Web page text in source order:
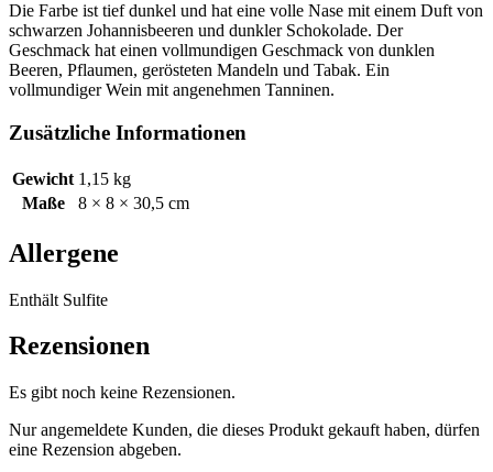
Die Farbe ist tief dunkel und hat eine volle Nase mit einem Duft von
schwarzen Johannisbeeren und dunkler Schokolade. Der
Geschmack hat einen vollmundigen Geschmack von dunklen
Beeren, Pflaumen, gerösteten Mandeln und Tabak. Ein
vollmundiger Wein mit angenehmen Tanninen.
Zusätzliche Informationen
Gewicht 1,15 kg
Maße
8 × 8 × 30,5 cm
Allergene
Enthält Sulfite
Rezensionen
Es gibt noch keine Rezensionen.
Nur angemeldete Kunden, die dieses Produkt gekauft haben, dürfen
eine Rezension abgeben.